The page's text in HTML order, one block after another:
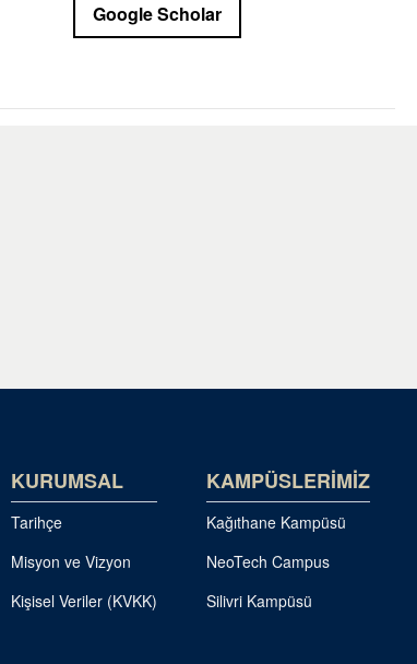
Google Scholar
KURUMSAL
Tarihçe
Misyon ve Vizyon
Kişisel Veriler (KVKK)
KAMPÜSLERİMİZ
Kağıthane Kampüsü
NeoTech Campus
Silivri Kampüsü